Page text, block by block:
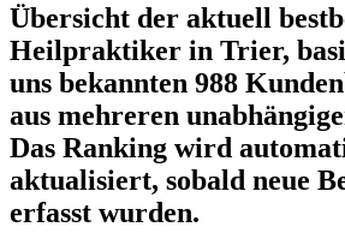
Übersicht der aktuell
Heilpraktiker in Trier,
uns bekannten 988
aus mehreren
Das Ranking wird
aktualisiert, sobald neue
erfasst wurden.